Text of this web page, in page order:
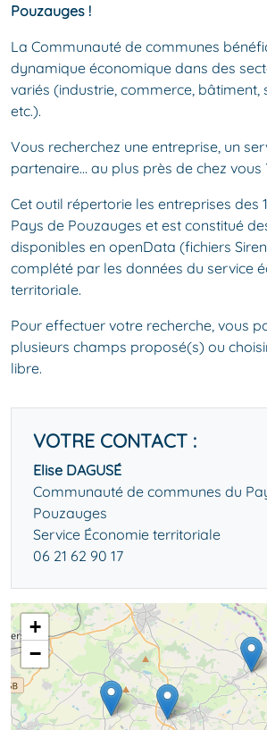
Pouzauges !
La Communauté de communes
dynamique économique dans des
variés (industrie, commerce, bâtiment,
etc.).
Vous recherchez une entreprise, un
partenaire… au plus près de chez vous
Cet outil répertorie les entreprises des
Pays de Pouzauges et est constitué
disponibles en openData (fichiers
complété par les données du service
territoriale.
Pour effectuer votre recherche, vous
plusieurs champs proposé(s) ou
libre.
VOTRE CONTACT :
Elise DAGUSÉ
Communauté de communes du
Pouzauges
Service Économie territoriale
06 21 62 90 17
+
−